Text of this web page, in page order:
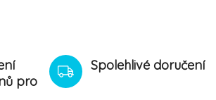
pro
Spolehlivé doručení